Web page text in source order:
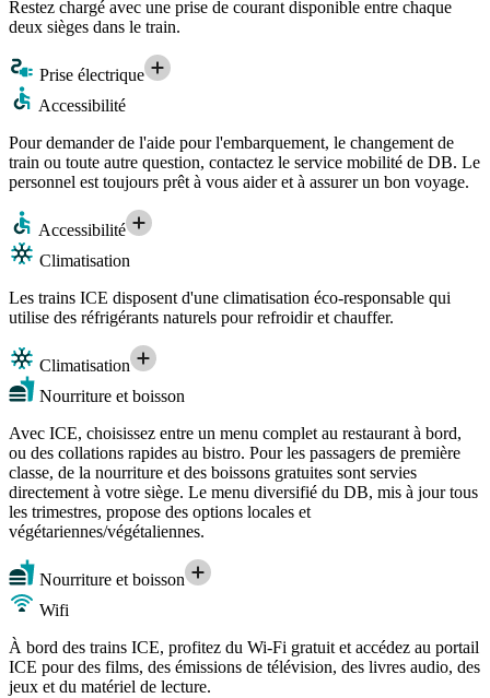
Restez chargé avec une prise de courant disponible entre chaque
deux sièges dans le train.
Prise électrique
Accessibilité
Pour demander de l'aide pour l'embarquement, le changement de
train ou toute autre question, contactez le service mobilité de DB. Le
personnel est toujours prêt à vous aider et à assurer un bon voyage.
Accessibilité
Climatisation
Les trains ICE disposent d'une climatisation éco-responsable qui
utilise des réfrigérants naturels pour refroidir et chauffer.
Climatisation
Nourriture et boisson
Avec ICE, choisissez entre un menu complet au restaurant à bord,
ou des collations rapides au bistro. Pour les passagers de première
classe, de la nourriture et des boissons gratuites sont servies
directement à votre siège. Le menu diversifié du DB, mis à jour tous
les trimestres, propose des options locales et
végétariennes/végétaliennes.
Nourriture et boisson
Wifi
À bord des trains ICE, profitez du Wi-Fi gratuit et accédez au portail
ICE pour des films, des émissions de télévision, des livres audio, des
jeux et du matériel de lecture.